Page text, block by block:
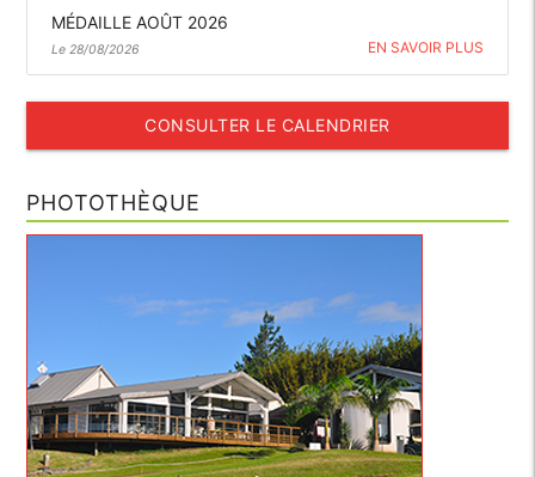
MÉDAILLE AOÛT 2026
Le 28/08/2026 EN SAVOIR PLUS
CONSULTER LE CALENDRIER
PHOTOTHÈQUE